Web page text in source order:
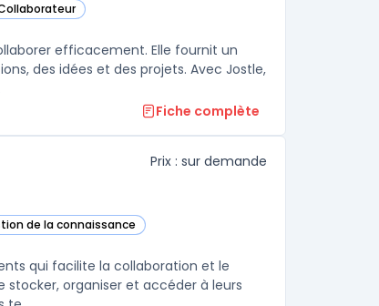
efficacement. Elle fournit un
des idées et des projets. Avec Jostle,
Fiche complète
Prix : sur demande
de la connaissance
cette catégorie
qui facilite la collaboration et le
stocker, organiser et accéder à leurs